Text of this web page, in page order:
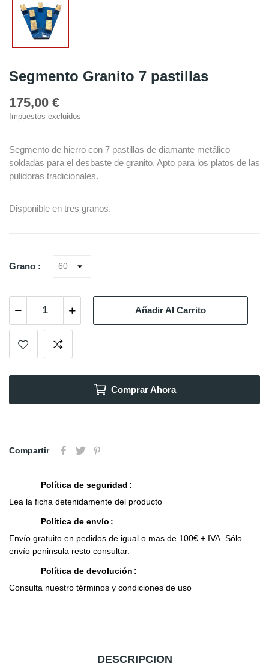
Segmento Granito 7 pastillas
175,00 €
Impuestos excluidos
Segmento de hierro con 7 pastillas de diamante metálico
soldadas para el desbaste de granito. Apto para los platos de las
pulidoras tradicionales.
Disponible en tres granos.
Grano :
Añadir Al Carrito
Comprar Ahora
Compartir
Política de seguridad
Lea la ficha detenidamente del producto
Política de envío
Envío gratuito en pedidos de igual o mas de 100€ + IVA. Sólo
envío peninsula resto consultar.
Política de devolución
Consulta nuestro términos y condiciones de uso
DESCRIPCION